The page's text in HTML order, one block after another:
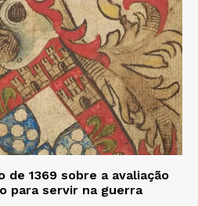
de 1369 sobre a avaliação
para servir na guerra